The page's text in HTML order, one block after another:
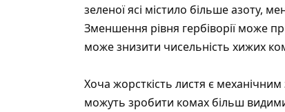
зеленої ясі містило більше азоту,
Зменшення рівня гербіворії може
може знизити чисельність хижих
Хоча жорсткість листя є механічним
можуть зробити комах більш